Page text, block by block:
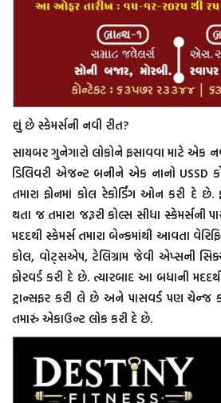
શું છે સ્કેમર્સની નવી રીત?
સાયબર ગુનેગારો લોકોને ફસાવવા માટે એક
ડિલિવરી એજન્ટ બનીને એક નાનો USSD
તમારા ફોનમાં કોલ રેકોર્ડિંગ ઓન કરી દે છે.
થતા જ તમારા જરૂરી કોલ્સ સીધા સ્કેમર્સની
મદદથી સ્કેમર્સ તમારા બેન્કમાંથી આવતા
કોલ, વોટ્સએપ, ટેલિગ્રામ જેવી એપ્સની
ફોરવર્ડ કરી દે છે. ત્યારબાદ આ બધાની
ટ્રાન્સફર કરી લે છે અને પાસવર્ડ પણ
તમારું એકાઉન્ટ લોક કરી દે છે.